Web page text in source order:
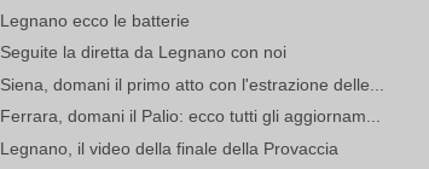
Legnano ecco le batterie
Seguite la diretta da Legnano con noi
Siena, domani il primo atto con l'estrazione delle...
Ferrara, domani il Palio: ecco tutti gli aggiornam...
Legnano, il video della finale della Provaccia